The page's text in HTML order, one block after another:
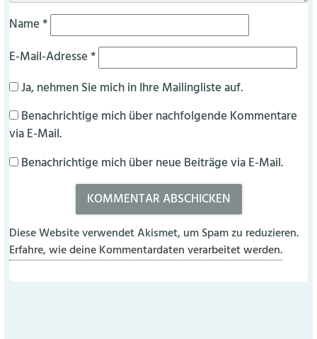
Name*
E-Mail-Adresse*
Ja, nehmen Sie mich in Ihre Mailingliste auf.
Benachrichtige mich über nachfolgende Kommentare
via E-Mail.
Benachrichtige mich über neue Beiträge via E-Mail.
Diese Website verwendet Akismet, um Spam zu reduzieren.
Erfahre, wie deine Kommentardaten verarbeitet werden.